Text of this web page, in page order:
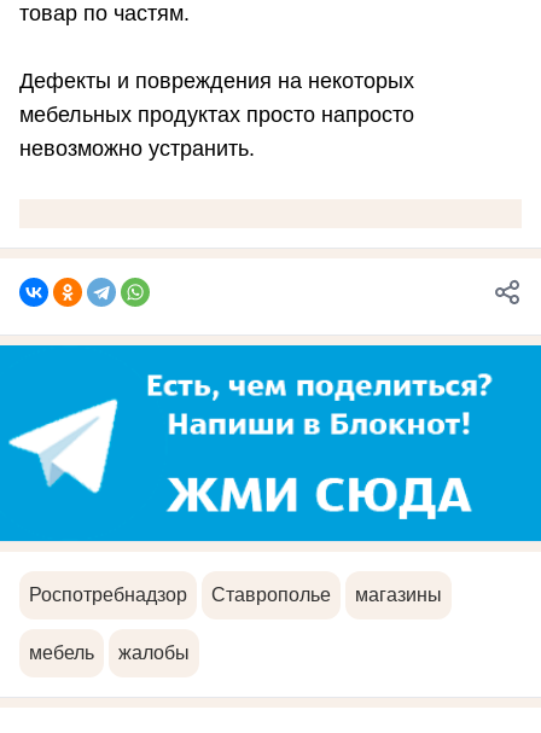
товар по частям.
Дефекты и повреждения на некоторых
мебельных продуктах просто напросто
невозможно устранить.
Роспотребнадзор Ставрополье магазины
мебель жалобы